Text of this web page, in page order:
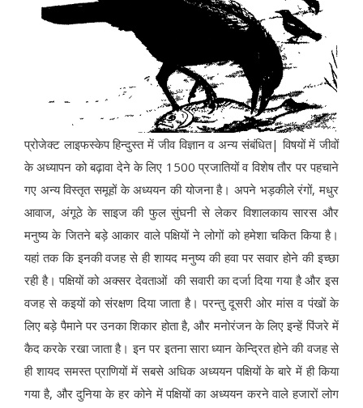
प्रोजेक्ट लाइफस्केप हिन्दुस्त में जीव विज्ञान व अन्य संबंधित| विषयों में जीवों
के अध्यापन को बढ़ावा देने के लिए 1500 प्रजातियों व विशेष तौर पर पहचाने
गए अन्य विस्तृत समूहों के अध्ययन की योजना है। अपने भड़कीले रंगों, मधुर
आवाज, अंगूठे के साइज की फुल सुंघनी से लेकर विशालकाय सारस और
मनुष्य के जितने बड़े आकार वाले पक्षियों ने लोगों को हमेशा चकित किया है।
यहां तक कि इनकी वजह से ही शायद मनुष्य की हवा पर सवार होने की इच्छा
रही है। पक्षियों को अक्सर देवताओं की सवारी का दर्जा दिया गया है और इस
वजह से कइयों को संरक्षण दिया जाता है। परन्तु दूसरी ओर मांस व पंखों के
लिए बड़े पैमाने पर उनका शिकार होता है, और मनोरंजन के लिए इन्हें पिंजरे में
कैद करके रखा जाता है। इन पर इतना सारा ध्यान केन्द्रित होने की वजह से
ही शायद समस्त प्राणियों में सबसे अधिक अध्ययन पक्षियों के बारे में ही किया
गया है, और दुनिया के हर कोने में पक्षियों का अध्ययन करने वाले हजारों लोग